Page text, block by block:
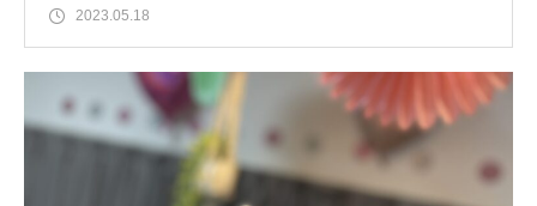
2023.05.18